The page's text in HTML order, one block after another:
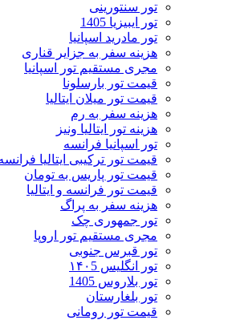
تور سنتورینی
تور ایبیزیا 1405
تور مادرید اسپانیا
هزینه سفر به جزایر قناری
مجری مستقیم تور اسپانیا
قیمت تور بارسلونا
قیمت تور میلان ایتالیا
هزینه سفر به رم
هزینه تور ایتالیا ونیز
تور اسپانیا فرانسه
قیمت تور ترکیبی ایتالیا فرانسه
قیمت تور پاریس به تومان
قیمت تور فرانسه و ایتالیا
هزینه سفر به پراگ
تور جمهوری چک
مجری مستقیم تور اروپا
تور قبرس جنوبی
تور انگلیس ۱۴۰5
تور بلاروس 1405
تور بلغارستان
قیمت تور رومانی